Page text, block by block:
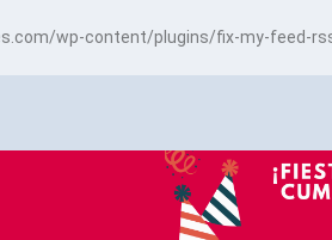
wp-content/plugins/fix-my-feed-